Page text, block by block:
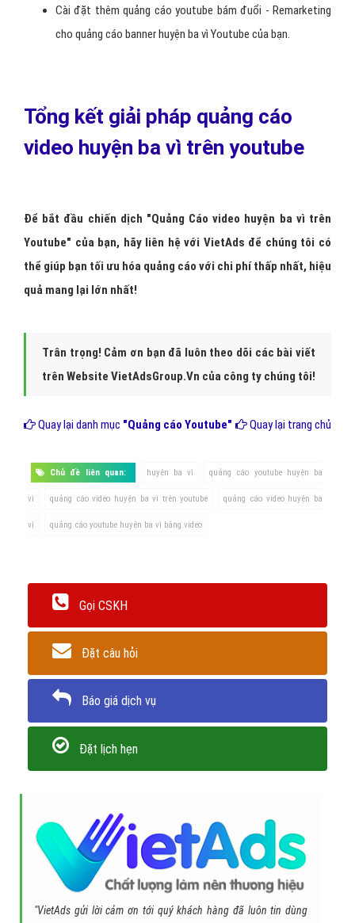
Cài đặt thêm quảng cáo youtube bám đuổi - Remarketing
cho quảng cáo banner huyện ba vì Youtube của bạn.
Tổng kết giải pháp quảng cáo
video huyện ba vì trên youtube
Để bắt đầu chiến dịch "Quảng Cáo video huyện ba vì trên
Youtube" của bạn, hãy liên hệ với VietAds để chúng tôi có
thể giúp bạn tối ưu hóa quảng cáo với chi phí thấp nhất, hiệu
quả mang lại lớn nhất!
Trân trọng! Cảm ơn bạn đã luôn theo dõi các bài viết
trên Website VietAdsGroup.Vn của công ty chúng tôi!
Quay lại danh mục "Quảng cáo Youtube" Quay lại trang chủ
Chủ đề liên quan: huyện ba vì quảng cáo youtube huyện ba
vì quảng cáo video huyện ba vì trên youtube quảng cáo video huyện ba
vì quảng cáo youtube huyện ba vì bằng video
Gọi CSKH
Đặt câu hỏi
Báo giá dịch vụ
Đặt lịch hẹn
"VietAds gửi lời cảm ơn tới quý khách hàng đã luôn tin dùng